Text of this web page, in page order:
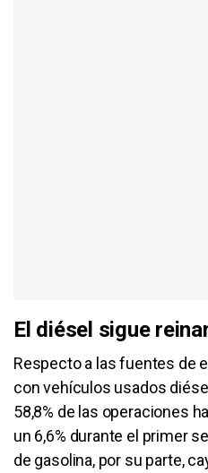
El diésel sigue
Respecto a las fuentes de
con vehículos usados
58,8% de las operaciones
un 6,6% durante el primer
de gasolina, por su parte,